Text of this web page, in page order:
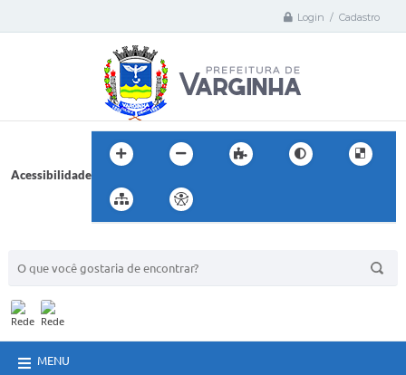
Login / Cadastro
Acessibilidade
MENU